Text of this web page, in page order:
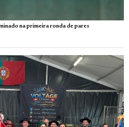
na primeira ronda de pares